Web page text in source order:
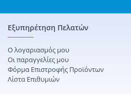
Εξυπηρέτηση Πελατών
Ο λογαριασμός μου
Οι παραγγελίες μου
Φόρμα Επιστροφής Προϊόντων
Λίστα Επιθυμιών